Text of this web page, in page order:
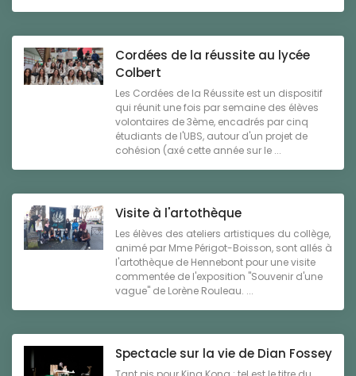
Cordées de la réussite au lycée
Colbert
Les Cordées de la Réussite est un dispositif
qui réunit une fois par semaine des élèves
volontaires de 3ème, encadrés par cinq
étudiants de l'UBS, autour d'un projet de
cohésion (axé cette année sur le ...
Visite à l'artothèque
Les élèves des ateliers artistiques du collège,
animé par Mme Périgot-Boisson, sont allés à
l'artothèque de Hennebont pour une visite
commentée de l'exposition "Souvenir d'une
vague" de Lorène Rouleau. ...
Spectacle sur la vie de Dian Fossey